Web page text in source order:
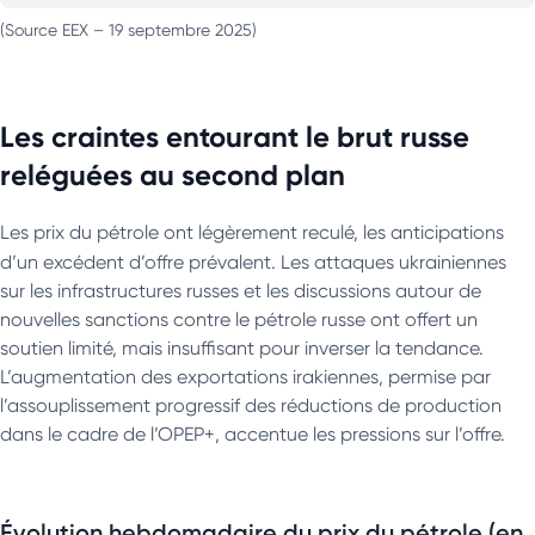
(Source EEX – 19 septembre 2025)
Les craintes entourant le brut russe
reléguées au second plan
Les prix du pétrole ont légèrement reculé, les anticipations
d’un excédent d’offre prévalent. Les attaques ukrainiennes
sur les infrastructures russes et les discussions autour de
nouvelles sanctions contre le pétrole russe ont offert un
soutien limité, mais insuffisant pour inverser la tendance.
L’augmentation des exportations irakiennes, permise par
l’assouplissement progressif des réductions de production
dans le cadre de l’OPEP+, accentue les pressions sur l’offre.